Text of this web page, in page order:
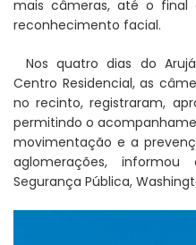
mais câmeras, até o final
reconhecimento facial.
Nos quatro dias do
Centro Residencial, as
no recinto, registraram,
permitindo o
movimentação e a
aglomerações,
Segurança Pública,